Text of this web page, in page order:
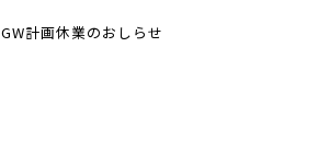
GW計画休業のおしらせ